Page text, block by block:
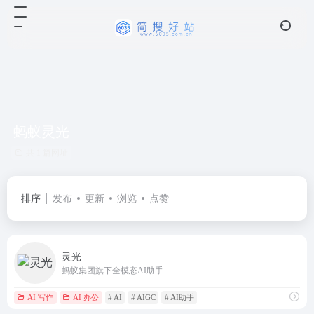
排序 发布 更新 浏览 点赞
灵光
蚂蚁集团旗下全模态AI助手
AI 写作 AI 办公 # AI # AIGC # AI助手